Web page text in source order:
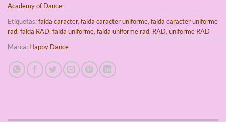
Academy of Dance
Etiquetas:falda caracter, falda caracter uniforme, falda caracter uniforme
rad, falda RAD, falda uniforme, falda uniforme rad, RAD, uniforme RAD
Marca: Happy Dance